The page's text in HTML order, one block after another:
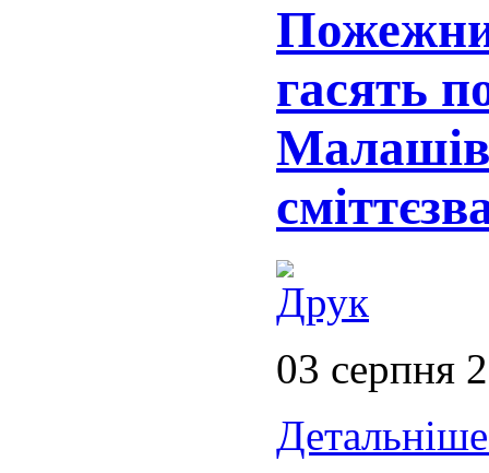
гасять
03 серпня